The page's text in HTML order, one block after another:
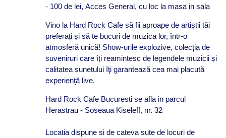
- 100 de lei, Acces General, cu loc la masa in sala
Vino la Hard Rock Cafe să fii aproape de artiștii tăi
preferați și să te bucuri de muzica lor, într-o
atmosferă unică! Show-urile explozive, colecţia de
suveniruri care îți reamintesc de legendele muzicii și
calitatea sunetului îţi garantează cea mai placută
experienţă live.
Hard Rock Cafe Bucuresti se afla in parcul
Herastrau - Soseaua Kiseleff, nr. 32
Locatia dispune si de cateva sute de locuri de